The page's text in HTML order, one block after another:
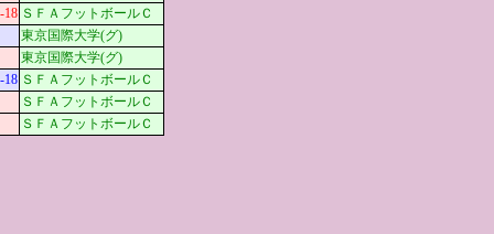
18 ＳＦＡフットボールＣ
東京国際大学(グ)
東京国際大学(グ)
18 ＳＦＡフットボールＣ
ＳＦＡフットボールＣ
ＳＦＡフットボールＣ